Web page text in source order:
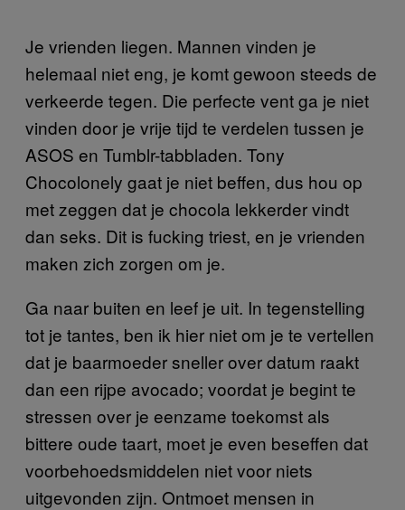
Je vrienden liegen. Mannen vinden je
helemaal niet eng, je komt gewoon steeds de
verkeerde tegen. Die perfecte vent ga je niet
vinden door je vrije tijd te verdelen tussen je
ASOS en Tumblr-tabbladen. Tony
Chocolonely gaat je niet beffen, dus hou op
met zeggen dat je chocola lekkerder vindt
dan seks. Dit is fucking triest, en je vrienden
maken zich zorgen om je.
Ga naar buiten en leef je uit. In tegenstelling
tot je tantes, ben ik hier niet om je te vertellen
dat je baarmoeder sneller over datum raakt
dan een rijpe avocado; voordat je begint te
stressen over je eenzame toekomst als
bittere oude taart, moet je even beseffen dat
voorbehoedsmiddelen niet voor niets
uitgevonden zijn. Ontmoet mensen in